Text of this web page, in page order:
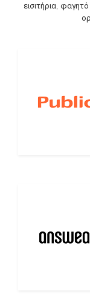
εισιτήρια,